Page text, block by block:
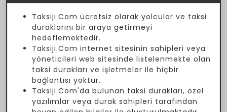
Taksiji.Com ücretsiz olarak yolcular ve taksi
duraklarını bir araya getirmeyi
hedeflemektedir.
Taksiji.Com internet sitesinin sahipleri veya
yöneticileri web sitesinde listelenmekte olan
taksi durakları ve işletmeler ile hiçbir
bağlantısı yoktur.
Taksiji.Com'da bulunan taksi durakları, özel
yazılımlar veya durak sahipleri tarafından